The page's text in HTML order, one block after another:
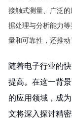
接触式测量、广泛
据处理与分析能力
量和可靠性，还推动
随着电子行业的
提高。在这一背
的应用领域，成
文将深入探讨精